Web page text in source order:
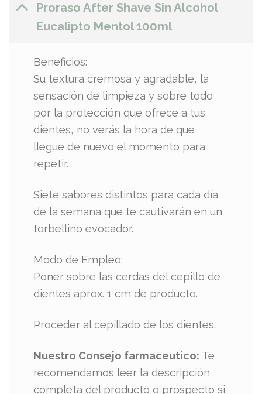
Proraso After Shave Sin Alcohol
Eucalipto Mentol 100ml
Beneficios:
Su textura cremosa y agradable, la
sensación de limpieza y sobre todo
por la protección que ofrece a tus
dientes, no verás la hora de que
llegue de nuevo el momento para
repetir.
Siete sabores distintos para cada día
de la semana que te cautivarán en un
torbellino evocador.
Modo de Empleo:
Poner sobre las cerdas del cepillo de
dientes aprox. 1 cm de producto.
Proceder al cepillado de los dientes.
Nuestro Consejo farmaceutico: Te
recomendamos leer la descripción
completa del producto o prospecto si